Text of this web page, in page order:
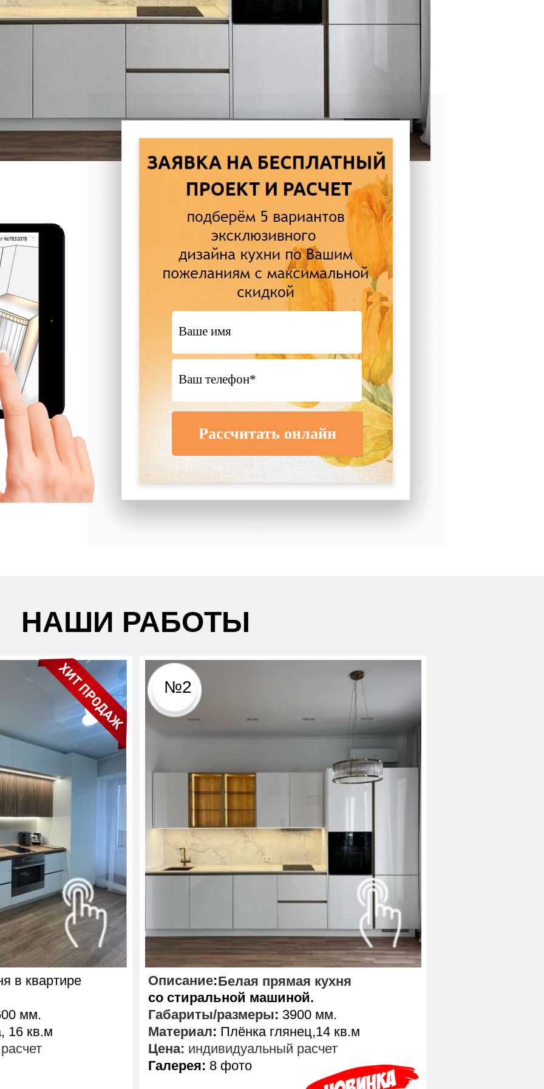
НАШИ РАБОТЫ
№2
Белая прямая кухня
в квартире
мм.
16 кв.м
Рассчитать онлайн
Описание:
со стиральной машиной.
Габариты/размеры: 3900 мм.
Материал: Плёнка глянец,14 кв.м
Цена: индивидуальный расчет
Галерея: 8 фото